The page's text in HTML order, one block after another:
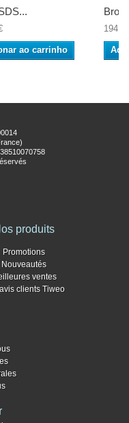
ao carrinho
produits
Promotions
Nouveautés
ventes
clients Tiweo